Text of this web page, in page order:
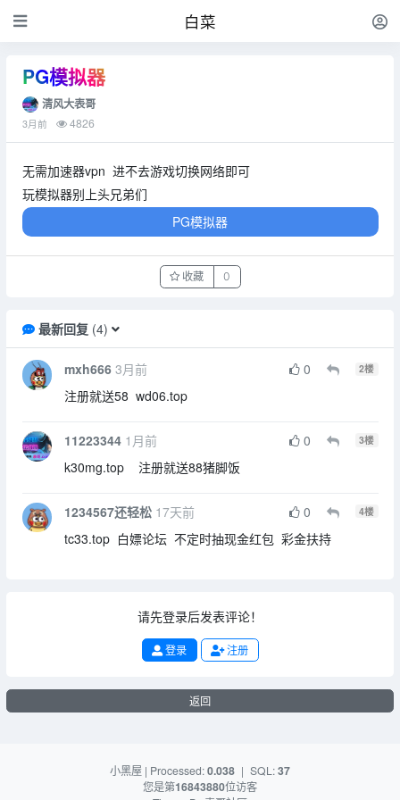
白菜
PG模拟器
清风大表哥
3月前 4826
无需加速器vpn 进不去游戏切换网络即可
玩模拟器别上头兄弟们
PG模拟器
收藏 0
最新回复(4)
mxh666 3月前 0 2楼
注册就送58 wd06.top
11223344 1月前 0 3楼
k30mg.top 注册就送88猪脚饭
1234567还轻松 17天前 0 4楼
tc33.top 白嫖论坛 不定时抽现金红包 彩金扶持
请先登录后发表评论！
登录 注册
返回
小黑屋 | Processed:0.038 | SQL:37
您是第16843880位访客